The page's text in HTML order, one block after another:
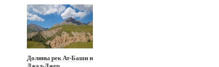
Долины рек Ат-Баши и